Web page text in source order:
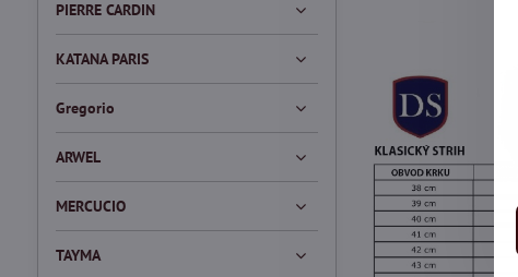
PIERRE CARDIN
KATANA PARIS
Gregorio
ARWEL
MERCUCIO
TAYMA